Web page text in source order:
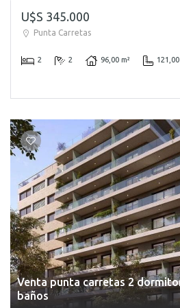
U$S 345.000
Punta Carretas
2 2 96,00 m² 121,00
Venta punta carretas 2
baños